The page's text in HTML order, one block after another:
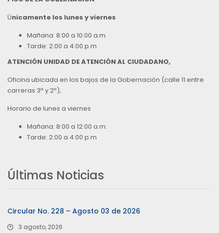
Únicamente los lunes y viernes
Mañana: 8:00 a 10:00 a.m.
Tarde: 2:00 a 4:00 p.m
ATENCIÓN UNIDAD DE ATENCIÓN AL CIUDADANO,
Oficina ubicada en los bajos de la Gobernación (calle 11 entre
carreras 3ª y 2ª),
Horario de lunes a viernes
Mañana: 8:00 a 12:00 a.m.
Tarde: 2:00 a 4:00 p.m
Últimas Noticias
Circular No. 228 – Agosto 03 de 2026
3 agosto, 2026